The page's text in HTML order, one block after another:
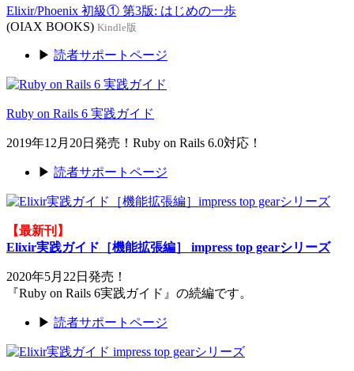
Elixir/Phoenix 初級① 第3版: はじめの一歩
(OIAX BOOKS) Kindle版
▶ 読者サポートページ
Ruby on Rails 6 実践ガイド
2019年12月20日発売！Ruby on Rails 6.0対応！
▶ 読者サポートページ
【最新刊】
Elixir実践ガイド［機能拡張編］ impress top gearシリーズ
2020年5月22日発売！
『Ruby on Rails 6実践ガイド』の続編です。
▶ 読者サポートページ